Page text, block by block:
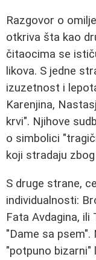
Razgovor o
otkriva šta kao
čitaocima se
likova. S jedne
izuzetnost i
Karenjina,
krvi". Njihove
o simbolici
koji stradaju
S druge strane,
individualnosti:
Fata Avdagina, ili
"Dame sa
"potpuno